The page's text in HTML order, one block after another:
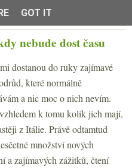
nebude dost času
dostanou do ruky zajímavé
které normálně
a nic moc o nich nevím.
k tomu kolik jich mají,
z Itálie. Právě odtamtud
množství nových
a zajímavých zážitků, čtení
GOT IT